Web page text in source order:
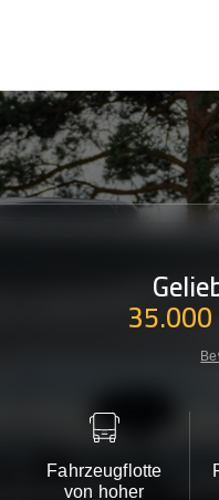
35.000
Fahrzeugflotte
von hoher